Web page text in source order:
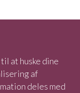
at huske dine
af
deles med